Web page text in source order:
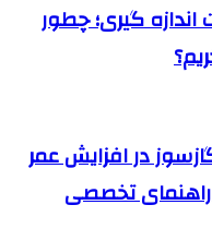
اندازه گیری؛ چطور
در افزایش عمر
راهنمای تخصصی